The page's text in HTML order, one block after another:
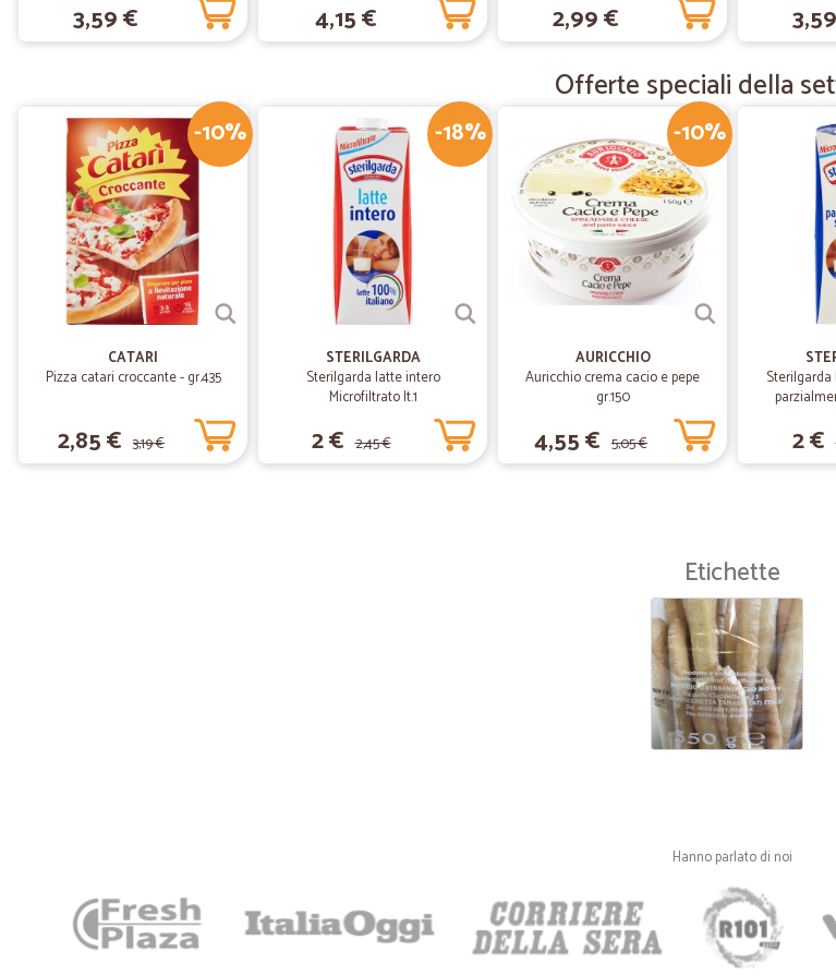
Molto
È la
È la
3,59 € 4,15 € 2,99 €
Offerte speciali della
-10%
CATARI
Pizza catari croccante - gr.435
2,85 € 3,19 €
-18%
STERILGARDA
Sterilgarda latte intero
Microfiltrato lt.1
2 € 2,45 €
-10%
AURICCHIO
Auricchio crema cacio e pepe
gr.150
4,55 € 5,05 € 2 €
Etichette
Hanno parlato di noi